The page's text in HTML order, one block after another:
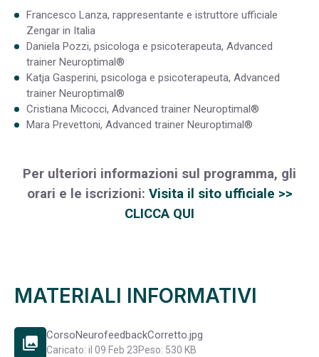
Francesco Lanza, rappresentante e istruttore ufficiale
Zengar in Italia
Daniela Pozzi, psicologa e psicoterapeuta, Advanced
trainer Neuroptimal®
Katja Gasperini, psicologa e psicoterapeuta, Advanced
trainer Neuroptimal®
Cristiana Micocci, Advanced trainer Neuroptimal®
Mara Prevettoni, Advanced trainer Neuroptimal®
Per ulteriori informazioni sul programma, gli
orari e le iscrizioni: Visita il sito ufficiale >>
CLICCA QUI
MATERIALI INFORMATIVI
photo_library CorsoNeurofeedbackCorretto.jpg
Caricato: il 09 Feb 23Peso: 530 KB